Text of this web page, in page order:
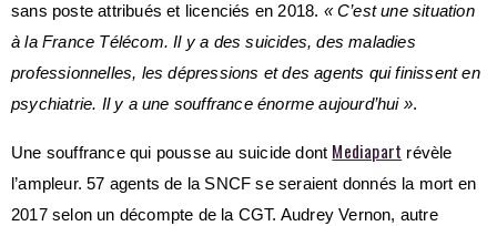
sans poste attribués et licenciés en 2018. « C’est une situation
à la France Télécom. Il y a des suicides, des maladies
professionnelles, les dépressions et des agents qui finissent en
psychiatrie. Il y a une souffrance énorme aujourd’hui ».
Une souffrance qui pousse au suicide dont Mediapart révèle
l’ampleur. 57 agents de la SNCF se seraient donnés la mort en
2017 selon un décompte de la CGT. Audrey Vernon, autre